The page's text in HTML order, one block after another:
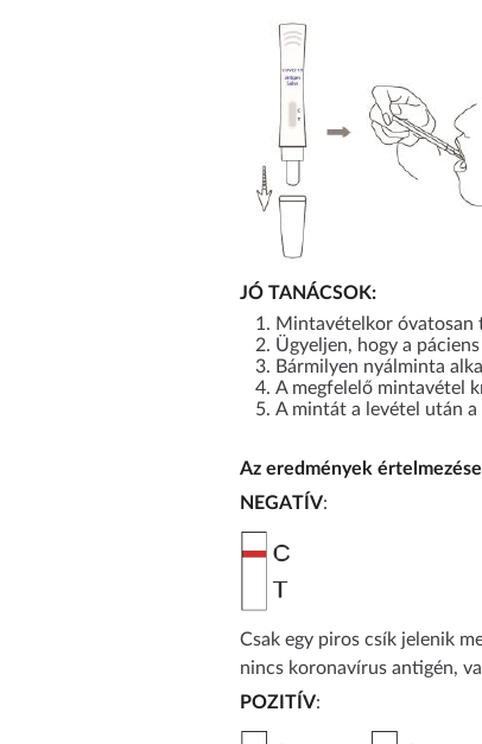
JÓ TANÁCSOK:
Mintavételkor óvatosan
Ügyeljen, hogy a
Bármilyen nyálminta
A megfelelő mintavétel
A mintát a levétel után
Az eredmények értelmezése
NEGATÍV:
Csak egy piros csík jelenik
nincs koronavírus antigén,
POZITÍV: